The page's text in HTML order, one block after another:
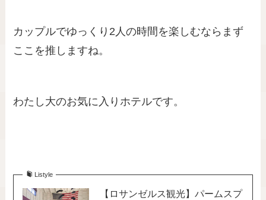
カップルでゆっくり2人の時間を楽しむならまず
ここを推しますね。
わたし大のお気に入りホテルです。
Listyle
【ロサンゼルス観光】パームスプ